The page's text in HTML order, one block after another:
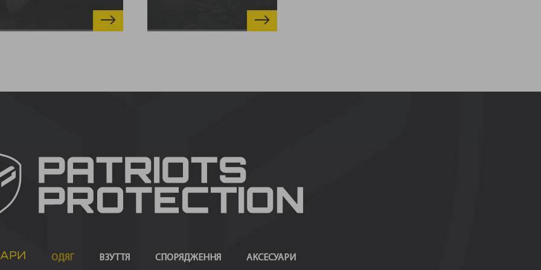
ОДЯГ ВЗУТТЯ СПОРЯДЖЕННЯ АКСЕСУАРИ